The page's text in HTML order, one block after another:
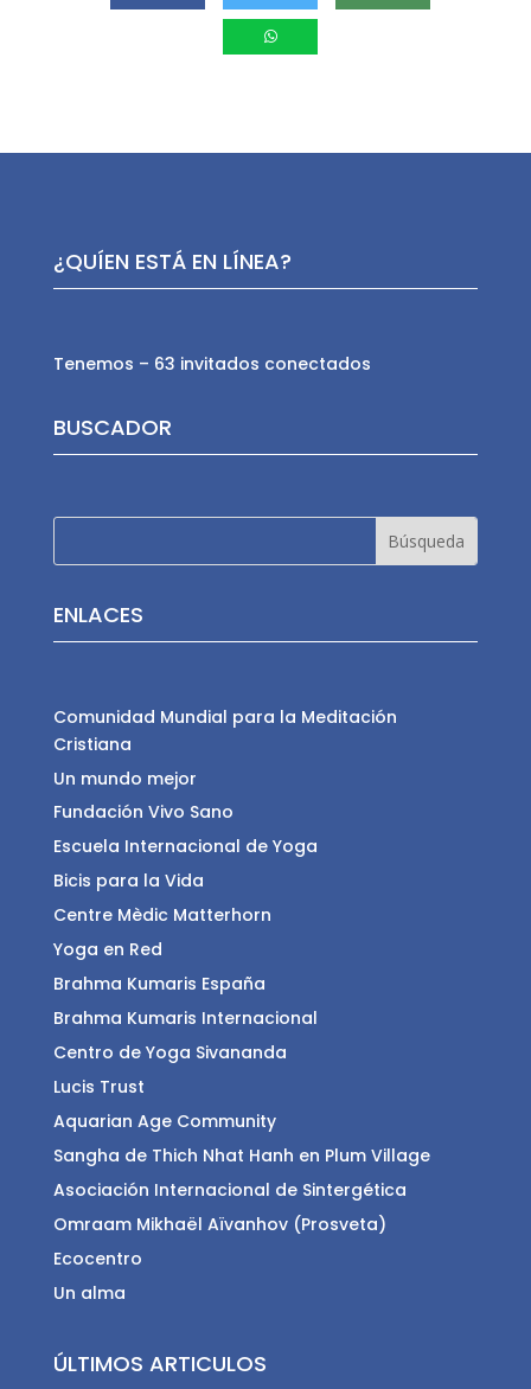
¿QUÍEN ESTÁ EN LÍNEA?
Tenemos – 63 invitados conectados
BUSCADOR
ENLACES
Comunidad Mundial para la Meditación
Cristiana
Un mundo mejor
Fundación Vivo Sano
Escuela Internacional de Yoga
Bicis para la Vida
Centre Mèdic Matterhorn
Yoga en Red
Brahma Kumaris España
Brahma Kumaris Internacional
Centro de Yoga Sivananda
Lucis Trust
Aquarian Age Community
Sangha de Thich Nhat Hanh en Plum Village
Asociación Internacional de Sintergética
Omraam Mikhaël Aïvanhov (Prosveta)
Ecocentro
Un alma
ÚLTIMOS ARTICULOS